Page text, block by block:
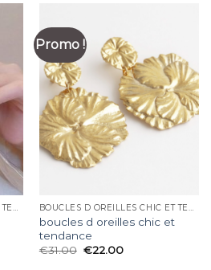
BOUCLES D OREILLES CHIC ET TENDANCE
Promo !
BOUCLES D OREILLES CHIC ET TENDANCE
boucles d oreilles chic et
tendance
€31.00 €22.00